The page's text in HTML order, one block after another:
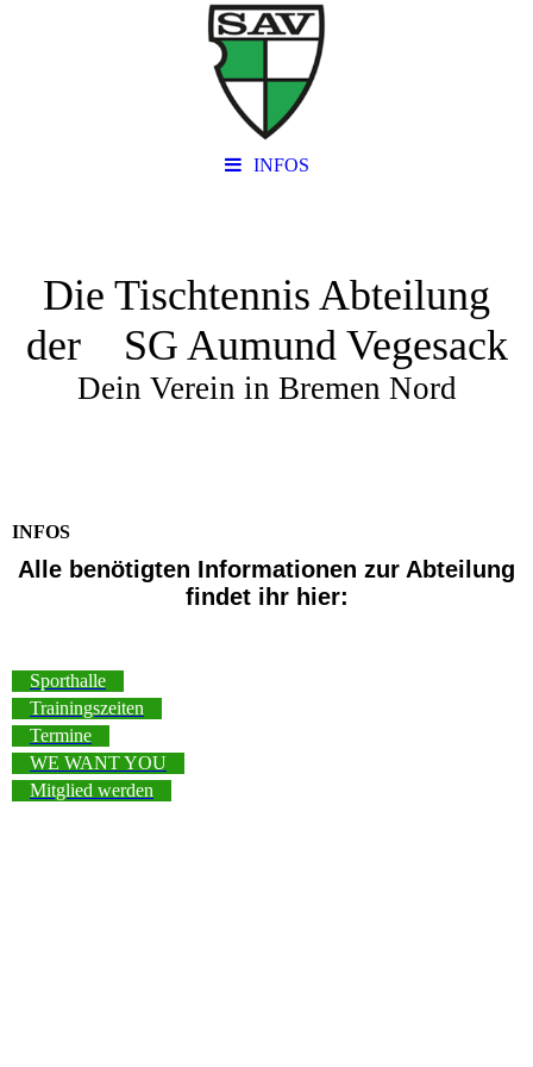
INFOS
Die Tischtennis Abteilung
der SG Aumund Vegesack
Dein Verein in Bremen Nord
INFOS
Alle benötigten Informationen zur Abteilung
findet ihr hier:
Sporthalle
Trainingszeiten
Termine
WE WANT YOU
Mitglied werden